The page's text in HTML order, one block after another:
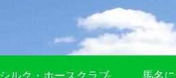
シルク・ホースクラブ 馬名